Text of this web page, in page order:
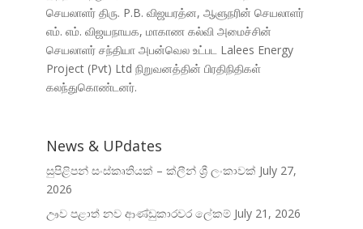
செயலாளர் திரு. P.B. விஜயரத்ன, ஆளுநரின் செயலாளர்
எம். எம். விஜயநாயக, மாகாண கல்வி அமைச்சின்
செயலாளர் சந்தியா அபன்வெல உட்பட Lalees Energy
Project (Pvt) Ltd நிறுவனத்தின் பிரதிநிதிகள்
கலந்துகொண்டனர்.
News & UPdates
සුපිළිපන් සංස්කෘතියක් – ක්ලීන් ශ්‍රී ලංකාවක් July 27,
2026
ඌව පළාත් නව ආණ්ඩුකාරවර ලේකම් July 21, 2026